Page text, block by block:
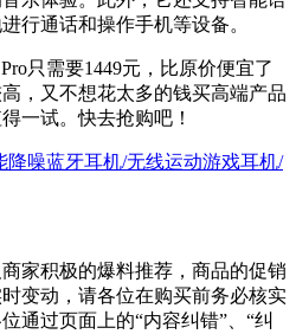
行通话和操作手机等设备。
只需要1449元，比原价便宜了
，又不想花太多的钱买高端产品
一试。快去抢购吧！
降噪蓝牙耳机/无线运动游戏耳机/
家积极的爆料推荐，商品的促销
变动，请各位在购买前务必核实
通过页面上的“内容纠错”、“纠